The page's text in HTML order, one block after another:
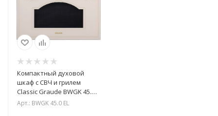
Компактный духовой
шкаф с СВЧ и грилем
Classic Graude BWGK 45.0
EL
Арт.: BWGK 45.0 EL